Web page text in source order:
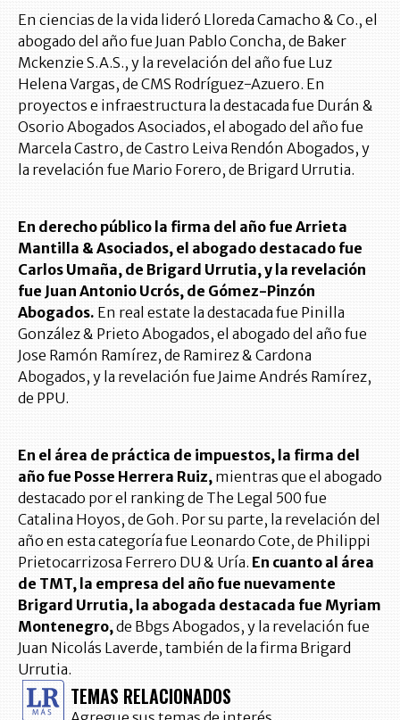
En ciencias de la vida lideró Lloreda Camacho & Co., el
abogado del año fue Juan Pablo Concha, de Baker
Mckenzie S.A.S., y la revelación del año fue Luz
Helena Vargas, de CMS Rodríguez-Azuero. En
proyectos e infraestructura la destacada fue Durán &
Osorio Abogados Asociados, el abogado del año fue
Marcela Castro, de Castro Leiva Rendón Abogados, y
la revelación fue Mario Forero, de Brigard Urrutia.
En derecho público la firma del año fue Arrieta
Mantilla & Asociados, el abogado destacado fue
Carlos Umaña, de Brigard Urrutia, y la revelación
fue Juan Antonio Ucrós, de Gómez-Pinzón
Abogados. En real estate la destacada fue Pinilla
González & Prieto Abogados, el abogado del año fue
Jose Ramón Ramírez, de Ramirez & Cardona
Abogados, y la revelación fue Jaime Andrés Ramírez,
de PPU.
En el área de práctica de impuestos, la firma del
año fue Posse Herrera Ruiz, mientras que el abogado
destacado por el ranking de The Legal 500 fue
Catalina Hoyos, de Goh. Por su parte, la revelación del
año en esta categoría fue Leonardo Cote, de Philippi
Prietocarrizosa Ferrero DU & Uría. En cuanto al área
de TMT, la empresa del año fue nuevamente
Brigard Urrutia, la abogada destacada fue Myriam
Montenegro,de Bbgs Abogados, y la revelación fue
Juan Nicolás Laverde, también de la firma Brigard
Urrutia.
TEMAS RELACIONADOS